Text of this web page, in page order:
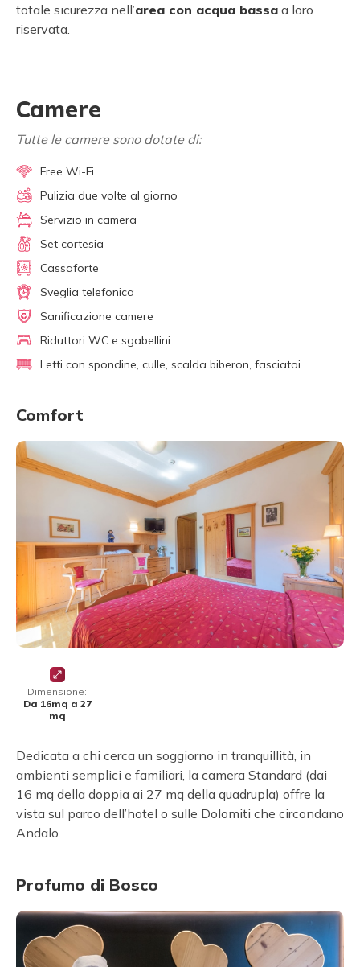
totale sicurezza nell’area con acqua bassa a loro
riservata.
Camere
Tutte le camere sono dotate di:
Free Wi-Fi
Pulizia due volte al giorno
Servizio in camera
Set cortesia
Cassaforte
Sveglia telefonica
Sanificazione camere
Riduttori WC e sgabellini
Letti con spondine, culle, scalda biberon, fasciatoi
Comfort
Dimensione:
Da 16mq a 27
mq
Dedicata a chi cerca un soggiorno in tranquillità, in
ambienti semplici e familiari, la camera Standard (dai
16 mq della doppia ai 27 mq della quadrupla) offre la
vista sul parco dell’hotel o sulle Dolomiti che circondano
Andalo.
Profumo di Bosco